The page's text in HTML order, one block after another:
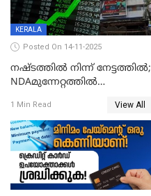
KERALA
Posted On 14-11-2025
നഷ്ടത്തിൽ നിന്ന് നേട്ടത്തിൽ;
NDAമുന്നേറ്റത്തിൽ
1 Min Read View All